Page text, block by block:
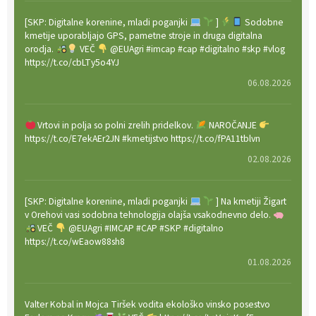
[SKP: Digitalne korenine, mladi poganjki ]
Sodobne
kmetije uporabljajo GPS, pametne stroje in druga digitalna
orodja.
VEČ
@EUAgri #imcap #cap #digitalno #skp #vlog
https://t.co/cbLTy5o4YJ
06.08.2026
Vrtovi in polja so polni zrelih pridelkov.
NAROČANJE
https://t.co/E7ekAEr2JN #kmetijstvo https://t.co/fPA11tblvn
02.08.2026
[SKP: Digitalne korenine, mladi poganjki
] Na kmetiji Žigart
v Orehovi vasi sodobna tehnologija olajša vsakodnevno delo.
VEČ
@EUAgri #IMCAP #CAP #SKP #digitalno
https://t.co/wEaow88sh8
01.08.2026
Valter Kobal in Mojca Tiršek vodita ekološko vinsko posestvo